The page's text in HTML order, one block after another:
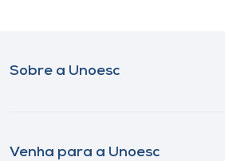
Sobre a Unoesc
Venha para a Unoesc